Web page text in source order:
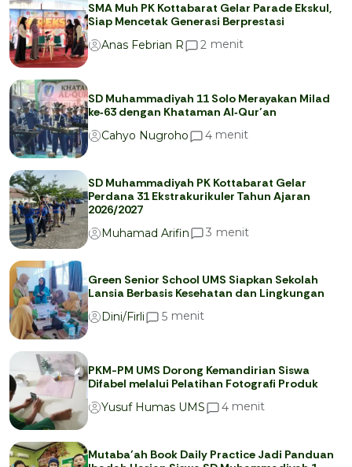
SMA Muh PK Kottabarat Gelar Parade Ekskul,
Siap Mencetak Generasi Berprestasi
Anas Febrian R
2 menit
SD Muhammadiyah 11 Solo Merayakan Milad
ke‑63 dengan Khataman Al‑Qur’an
Cahyo Nugroho
4 menit
SD Muhammadiyah PK Kottabarat Gelar
Perdana 31 Ekstrakurikuler Tahun Ajaran
2026/2027
Muhamad Arifin
3 menit
Green Senior School UMS Siapkan Sekolah
Lansia Berbasis Kesehatan dan Lingkungan
Dini/Firli
5 menit
PKM-PM UMS Dorong Kemandirian Siswa
Difabel melalui Pelatihan Fotografi Produk
Yusuf Humas UMS
4 menit
Mutaba’ah Book Daily Practice Jadi Panduan